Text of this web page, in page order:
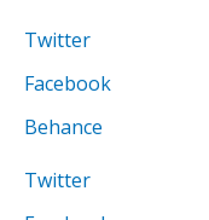
Twitter
Facebook
Behance
Twitter